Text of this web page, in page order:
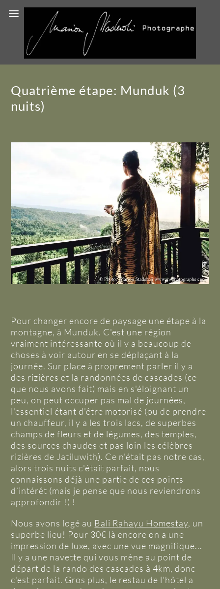
Quatrième étape: Munduk (3
nuits)
Pour changer encore de paysage une étape à la
montagne, à Munduk. C'est une région
vraiment intéressante où il y a beaucoup de
choses à voir autour en se déplaçant à la
journée. Sur place à proprement parler il y a
des rizières et la randonnées de cascades (ce
que nous avons fait) mais en s'éloignant un
peu, on peut occuper pas mal de journées,
l'essentiel étant d'être motorisé (ou de prendre
un chauffeur, il y a les trois lacs, de superbes
champs de fleurs et de légumes, des temples,
des sources chaudes et pas loin les célèbres
rizières de Jatiluwith). Ce n'était pas notre cas,
alors trois nuits c'était parfait, nous
connaissons déjà une partie de ces points
d’intérêt (mais je pense que nous reviendrons
approfondir !) !
Nous avons logé au Bali Rahayu Homestay, un
superbe lieu! Pour 30€ là encore on a une
impression de luxe, avec une vue magnifique...
Il y a une navette qui vous mène au point de
départ de la rando des cascades à 4km, donc
c'est parfait. Gros plus, le restau de l'hôtel a